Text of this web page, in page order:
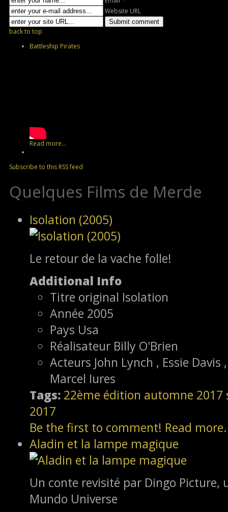
Website URL
back to top
Battleship Pirates
Read more...
Subscribe to this RSS feed
Quelques Films de Merde
Isolation (2005)
Le retour de la vache folle!
Additional Info
Titre original Isolation
Année 2005
Pays Usa
Réalisateur Billy O'Brien
Acteurs John Lynch , Essie
Marcel Iures
Tags: 22ème édition automne 2017
2017
Be the first to comment! Read
Aladin et la lampe magique
Un conte revisité par Dingo Picture,
Mundo Universe